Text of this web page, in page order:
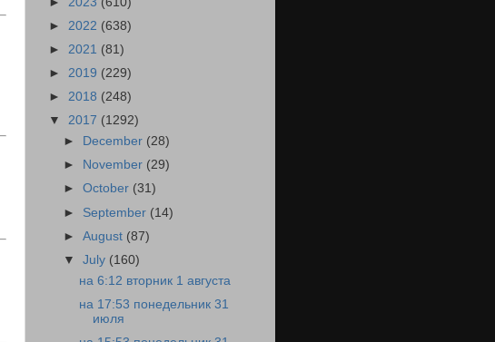
► 2022 (638)
► 2021 (81)
► 2019 (229)
► 2018 (248)
▼ 2017 (1292)
►
December (28)
►
November (29)
►October (31)
► September (14)
►August (87)
▼July (160)
на 6:12 вторник 1 августа
на 17:53 понедельник 31
июля